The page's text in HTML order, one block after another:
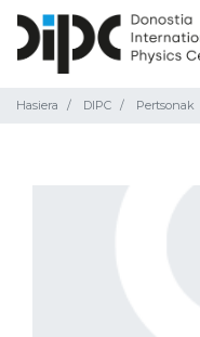
Hasiera DIPC Pertsonak